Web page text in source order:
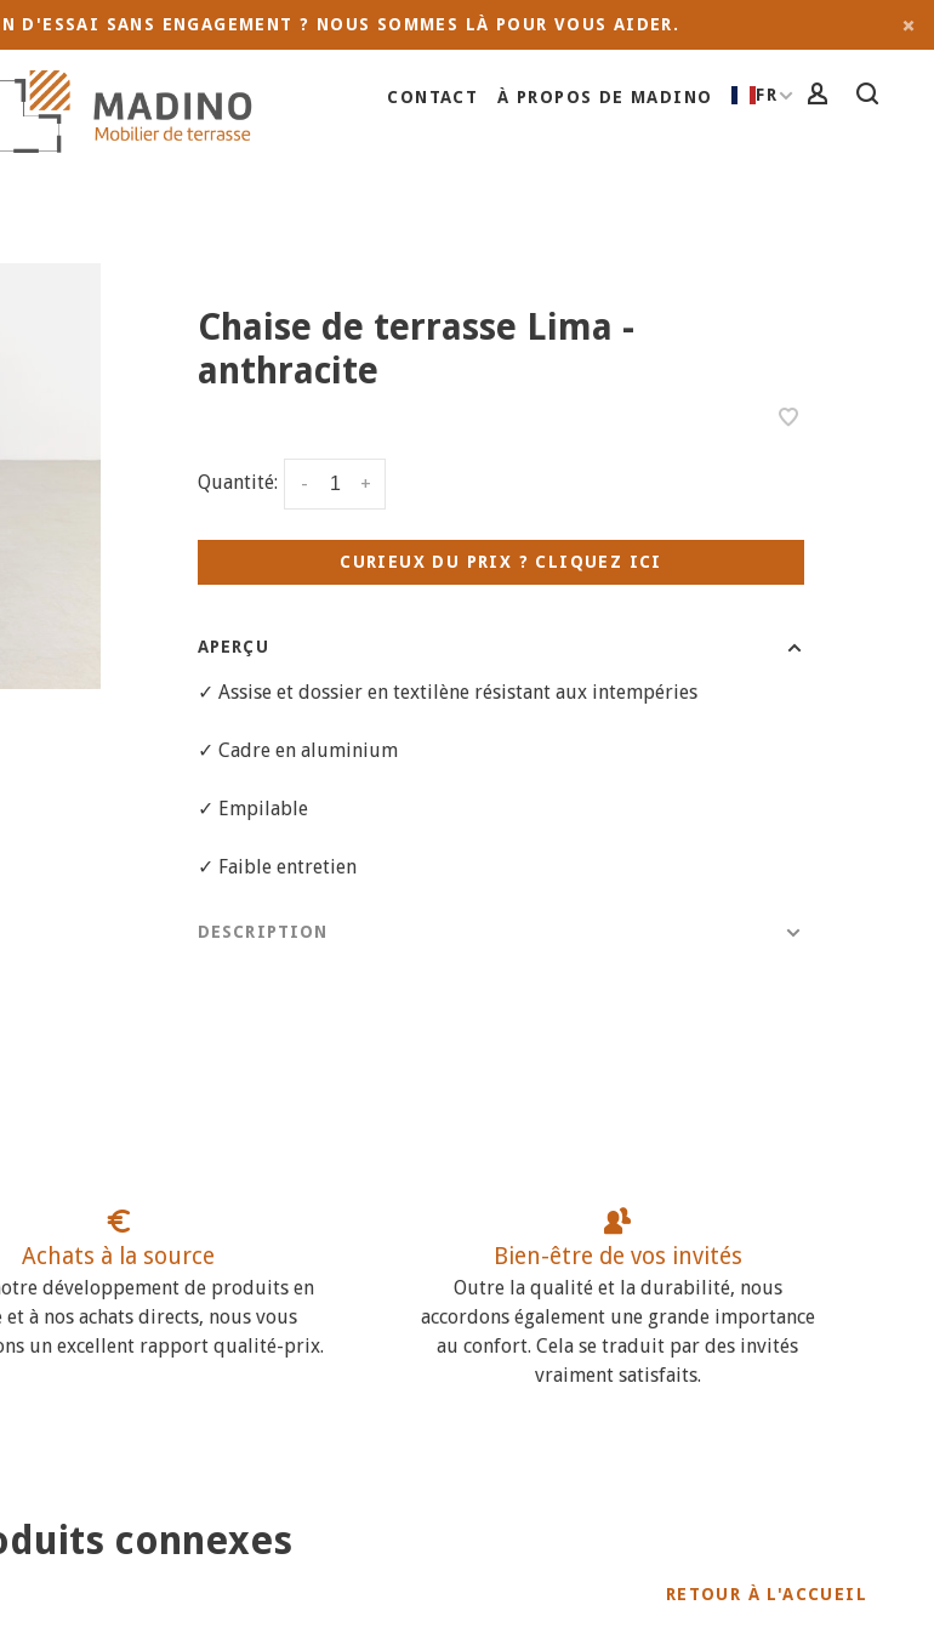
D'ESSAI SANS ENGAGEMENT ? NOUS SOMMES LÀ POUR VOUS AIDER.
CONTACT À PROPOS DE MADINO FR
Chaise de terrasse Lima -
anthracite
Quantité: +
-
CURIEUX DU PRIX ? CLIQUEZ ICI
APERÇU
✓ Assise et dossier en textilène résistant aux intempéries
✓ Cadre en aluminium
✓ Empilable
✓ Faible entretien
DESCRIPTION
Achats à la source
développement de produits en
et à nos achats directs, nous vous
un excellent rapport qualité-prix.
Bien-être de vos invités
Outre la qualité et la durabilité, nous
accordons également une grande importance
au confort. Cela se traduit par des invités
vraiment satisfaits.
connexes
RETOUR À L'ACCUEIL